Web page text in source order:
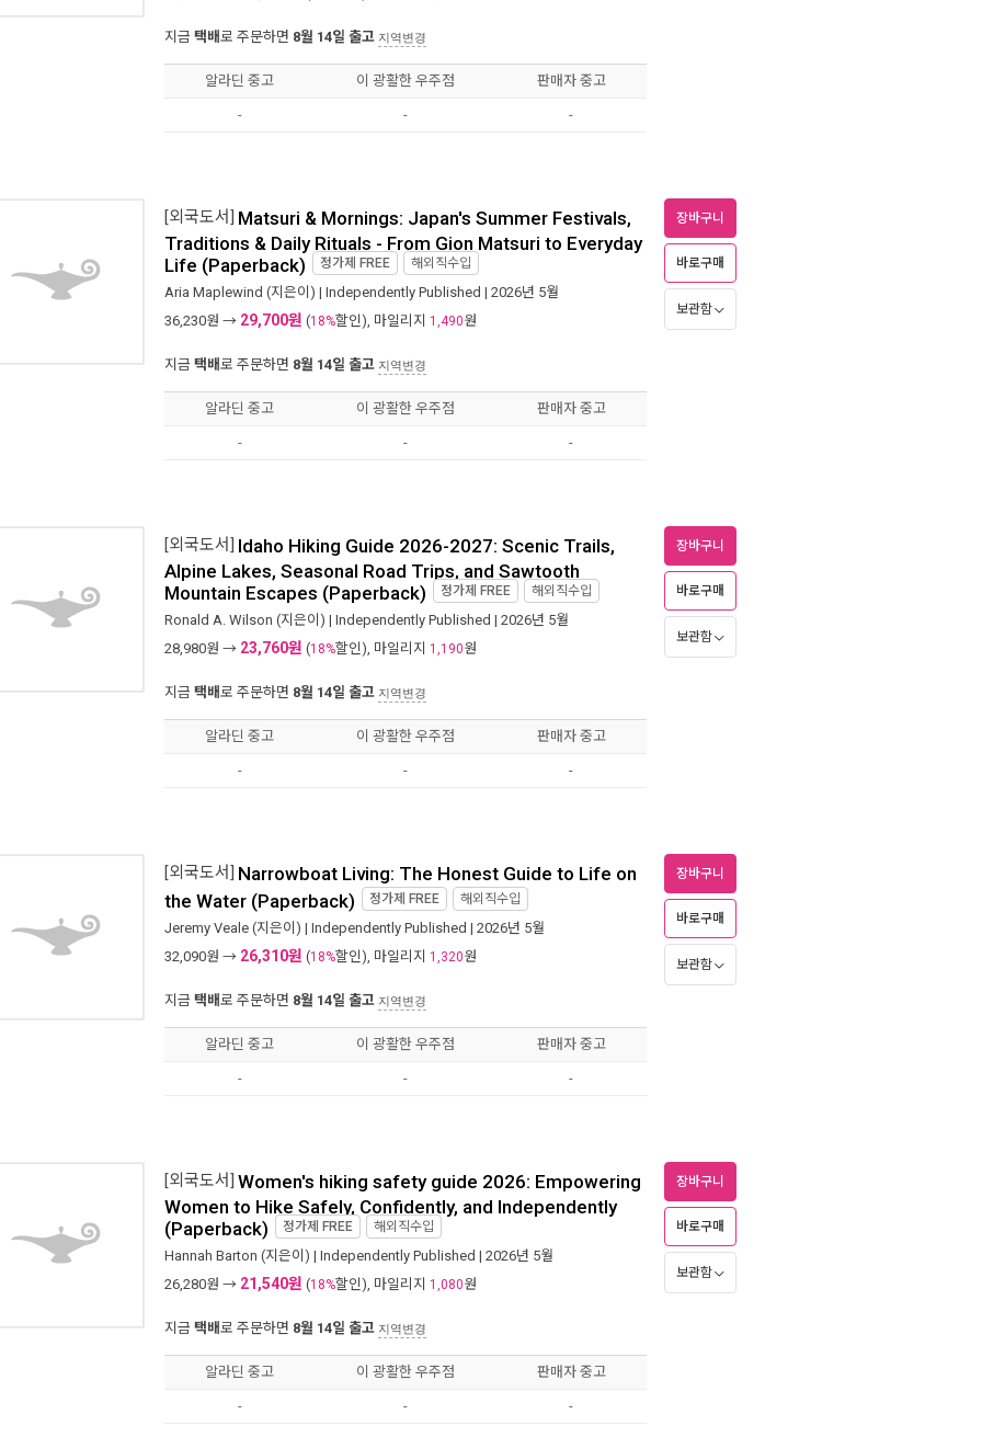
지금 택배로 주문하면 8월 14일 출고 지역변경
알라딘 중고 이 광활한 우주점 판매자 중고
- - -
[외국도서] Matsuri & Mornings: Japan's Summer Festivals,
Traditions & Daily Rituals - From Gion Matsuri to Everyday
Life (Paperback)
정가제 FREE 해외직수입
Aria Maplewind (지은이) | Independently Published | 2026년 5월
36,230원 → 29,700원 (18%할인), 마일리지 1,490원
지금 택배로 주문하면 8월 14일 출고 지역변경
장바구니
바로구매
보관함
알라딘 중고 이 광활한 우주점 판매자 중고
- - -
[외국도서] Idaho Hiking Guide 2026-2027: Scenic Trails,
Alpine Lakes, Seasonal Road Trips, and Sawtooth
Mountain Escapes (Paperback)
정가제 FREE 해외직수입
Ronald A. Wilson (지은이) | Independently Published | 2026년 5월
28,980원 → 23,760원 (18%할인), 마일리지 1,190원
지금 택배로 주문하면 8월 14일 출고 지역변경
장바구니
바로구매
보관함
알라딘 중고 이 광활한 우주점 판매자 중고
- - -
[외국도서] Narrowboat Living: The Honest Guide to Life on
the Water (Paperback) 정가제 FREE 해외직수입
Jeremy Veale (지은이) | Independently Published | 2026년 5월
32,090원 → 26,310원 (18%할인), 마일리지 1,320원
지금 택배로 주문하면 8월 14일 출고 지역변경
장바구니
바로구매
보관함
알라딘 중고 이 광활한 우주점 판매자 중고
- - -
[외국도서] Women's hiking safety guide 2026: Empowering
Women to Hike Safely, Confidently, and Independently
(Paperback)
정가제 FREE 해외직수입
Hannah Barton (지은이) | Independently Published | 2026년 5월
26,280원 → 21,540원 (18%할인), 마일리지 1,080원
지금 택배로 주문하면 8월 14일 출고 지역변경
장바구니
바로구매
보관함
알라딘 중고 이 광활한 우주점 판매자 중고
- - -